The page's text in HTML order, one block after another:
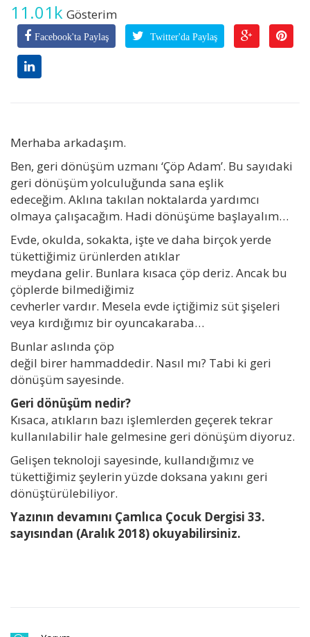
11.01k Gösterim
Facebook'ta Paylaş Twitter'da Paylaş
Merhaba arkadaşım.
Ben, geri dönüşüm uzmanı ‘Çöp Adam’. Bu sayıdaki
geri dönüşüm yolculuğunda sana eşlik
edeceğim. Aklına takılan noktalarda yardımcı
olmaya çalışacağım. Hadi dönüşüme başlayalım…
Evde, okulda, sokakta, işte ve daha birçok yerde
tükettiğimiz ürünlerden atıklar
meydana gelir. Bunlara kısaca çöp deriz. Ancak bu
çöplerde bilmediğimiz
cevherler vardır. Mesela evde içtiğimiz süt şişeleri
veya kırdığımız bir oyuncakaraba…
Bunlar aslında çöp
değil birer hammaddedir. Nasıl mı? Tabi ki geri
dönüşüm sayesinde.
Geri dönüşüm nedir?
Kısaca, atıkların bazı işlemlerden geçerek tekrar
kullanılabilir hale gelmesine geri dönüşüm diyoruz.
Gelişen teknoloji sayesinde, kullandığımız ve
tükettiğimiz şeylerin yüzde doksana yakını geri
dönüştürülebiliyor.
Yazının devamını Çamlıca Çocuk Dergisi 33.
sayısından (Aralık 2018) okuyabilirsiniz.